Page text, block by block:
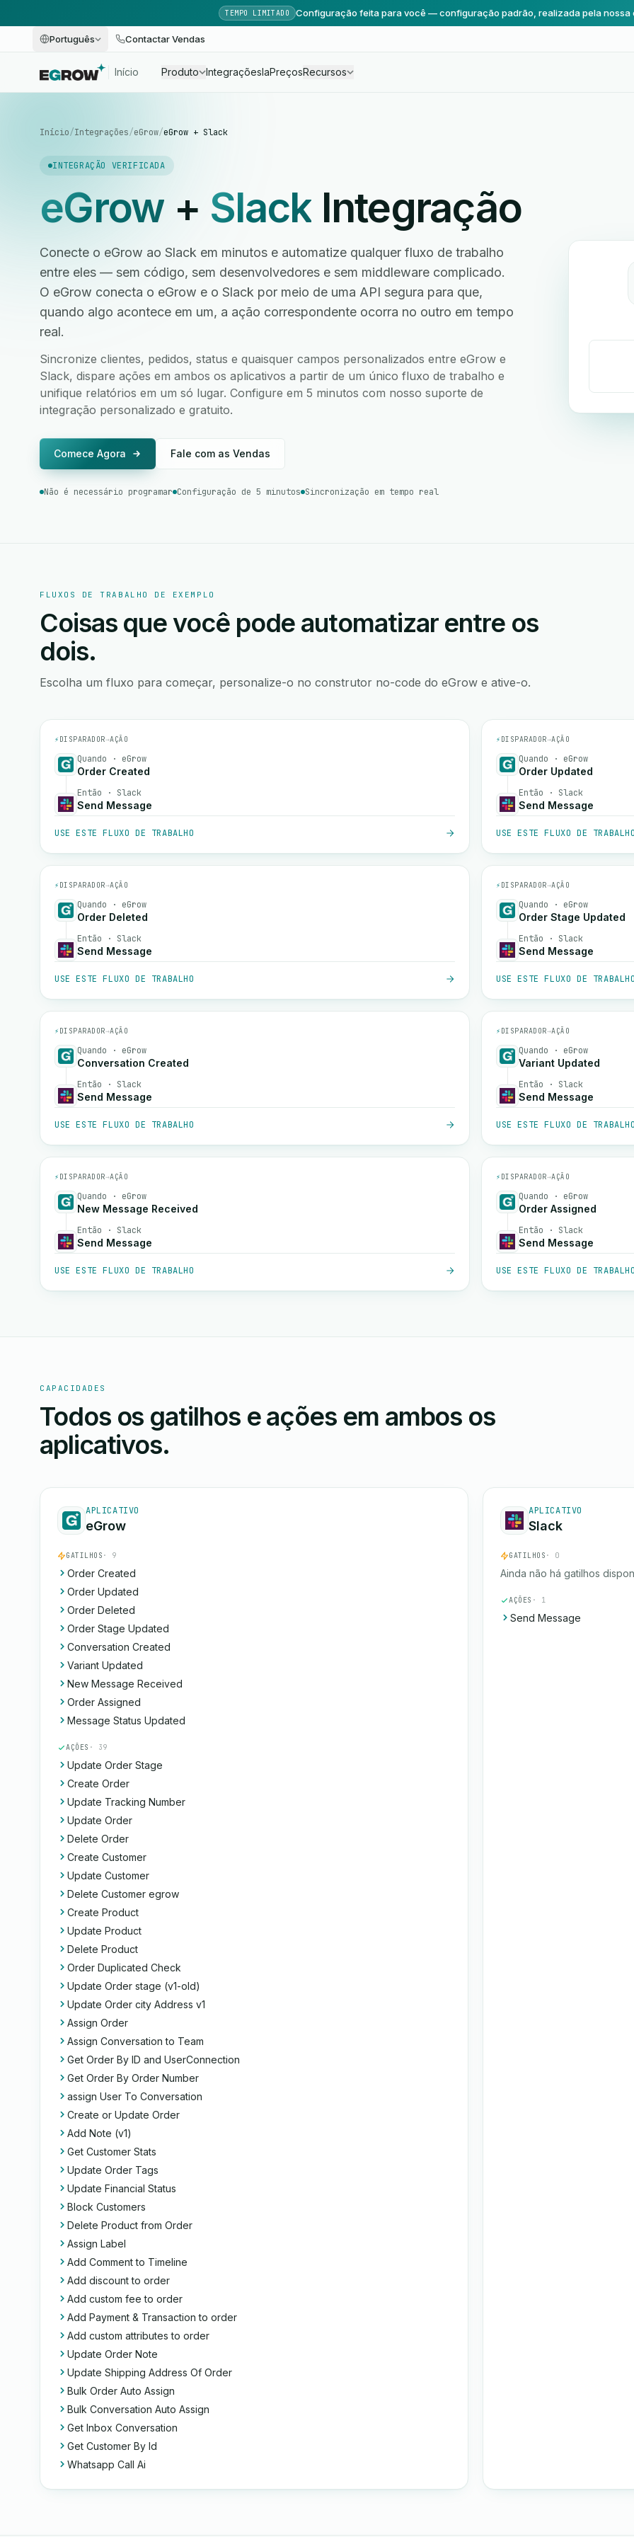
TEMPO LIMITADO Configuração feita para você — configuração padrão, realizada pela nossa
Português Contactar Vendas
Início Produto IntegraçõesIaPreçosRecursos
Início/Integrações/eGrow/eGrow + Slack
INTEGRAÇÃO VERIFICADA
eGrow + Slack Integração
Conecte o eGrow ao Slack em minutos e automatize qualquer fluxo de trabalho
entre eles — sem código, sem desenvolvedores e sem middleware complicado.
O eGrow conecta o eGrow e o Slack por meio de uma API segura para que,
quando algo acontece em um, a ação correspondente ocorra no outro em tempo
real.
Sincronize clientes, pedidos, status e quaisquer campos personalizados entre eGrow e
Slack, dispare ações em ambos os aplicativos a partir de um único fluxo de trabalho e
unifique relatórios em um só lugar. Configure em 5 minutos com nosso suporte de
integração personalizado e gratuito.
Comece Agora Fale com as Vendas
Não é necessário programar Configuração de 5 minutos Sincronização em tempo real
FLUXOS DE TRABALHO DE EXEMPLO
Coisas que você pode automatizar entre os
dois.
Escolha um fluxo para começar, personalize-o no construtor no-code do eGrow e ative-o.
⚡ DISPARADOR→AÇÃO
Quando · eGrow
Order Created
Então · Slack
Send Message
USE ESTE FLUXO DE TRABALHO
⚡ DISPARADOR→AÇÃO
Quando · eGrow
Order Updated
Então · Slack
Send Message
USE ESTE FLUXO DE
⚡ DISPARADOR→AÇÃO
Quando · eGrow
Order Deleted
Então · Slack
Send Message
USE ESTE FLUXO DE TRABALHO
⚡ DISPARADOR→AÇÃO
Quando · eGrow
Order Stage Updated
Então · Slack
Send Message
USE ESTE FLUXO DE
⚡ DISPARADOR→AÇÃO
Quando · eGrow
Conversation Created
Então · Slack
Send Message
USE ESTE FLUXO DE TRABALHO
⚡ DISPARADOR→AÇÃO
Quando · eGrow
Variant Updated
Então · Slack
Send Message
USE ESTE FLUXO DE
⚡ DISPARADOR→AÇÃO
Quando · eGrow
New Message Received
Então · Slack
Send Message
USE ESTE FLUXO DE TRABALHO
⚡ DISPARADOR→AÇÃO
Quando · eGrow
Order Assigned
Então · Slack
Send Message
USE ESTE FLUXO DE
CAPACIDADES
Todos os gatilhos e ações em ambos os
aplicativos.
APLICATIVO
eGrow
GATILHOS · 9
Order Created
Order Updated
Order Deleted
Order Stage Updated
Conversation Created
Variant Updated
New Message Received
Order Assigned
Message Status Updated
AÇÕES · 39
Update Order Stage
Create Order
Update Tracking Number
Update Order
Delete Order
Create Customer
Update Customer
Delete Customer egrow
Create Product
Update Product
Delete Product
Order Duplicated Check
Update Order stage (v1-old)
Update Order city Address v1
Assign Order
Assign Conversation to Team
Get Order By ID and UserConnection
Get Order By Order Number
assign User To Conversation
Create or Update Order
Add Note (v1)
Get Customer Stats
Update Order Tags
Update Financial Status
Block Customers
Delete Product from Order
Assign Label
Add Comment to Timeline
Add discount to order
Add custom fee to order
Add Payment & Transaction to order
Add custom attributes to order
Update Order Note
Update Shipping Address Of Order
Bulk Order Auto Assign
Bulk Conversation Auto Assign
Get Inbox Conversation
Get Customer By Id
Whatsapp Call Ai
APLICATIVO
Slack
GATILHOS · 0
Ainda não há gatilhos
AÇÕES · 1
Send Message